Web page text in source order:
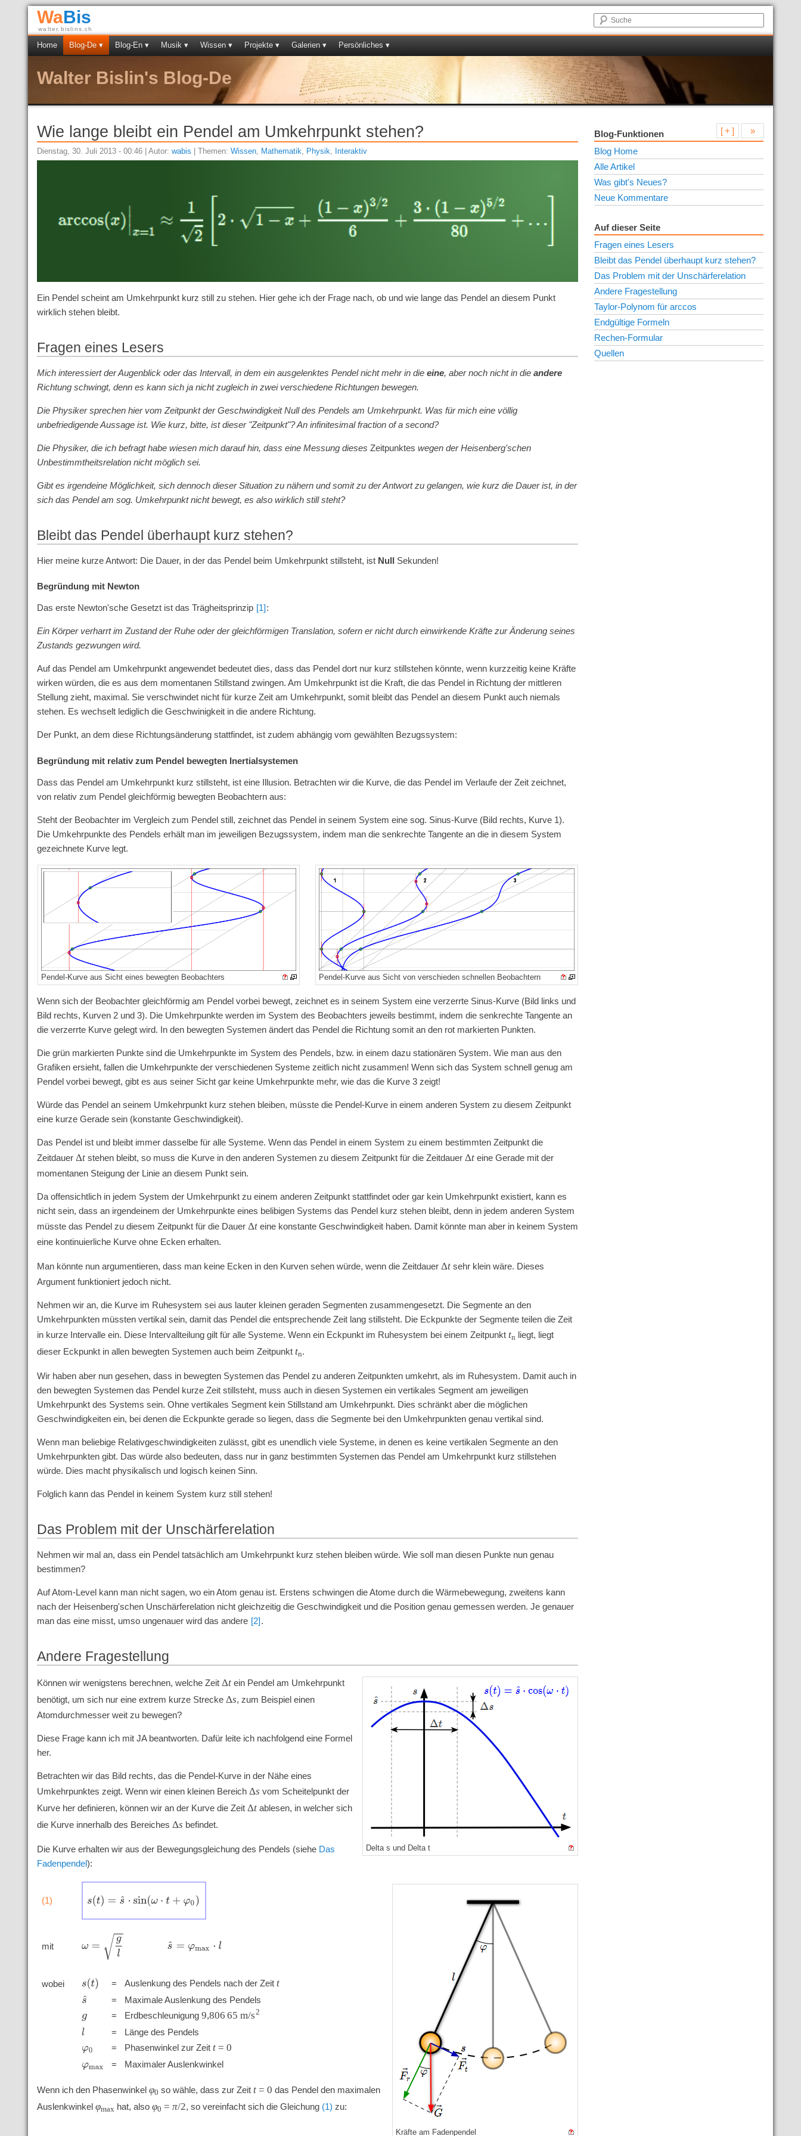
WaBis
walter.bislins.ch
Home Blog-De ▾ Blog-En ▾ Musik ▾ Wissen ▾ Projekte ▾ Galerien ▾ Persönliches ▾
Walter Bislin's Blog-De
»
[ + ]
Wie lange bleibt ein Pendel am Umkehrpunkt stehen?
Dienstag, 30. Juli 2013 - 00:46 | Autor:wabis | Themen:Wissen, Mathematik, Physik, Interaktiv
Ein Pendel scheint am Umkehrpunkt kurz still zu stehen. Hier gehe ich der Frage nach, ob und wie lange das Pendel an diesem Punkt
wirklich stehen bleibt.
Fragen eines Lesers
Mich interessiert der Augenblick oder das Intervall, in dem ein ausgelenktes Pendel nicht mehr in dieeine, aber noch nicht in dieandere
Richtung schwingt, denn es kann sich ja nicht zugleich in zwei verschiedene Richtungen bewegen.
Die Physiker sprechen hier vom Zeitpunkt der Geschwindigkeit Null des Pendels am Umkehrpunkt. Was für mich eine völlig
unbefriedigende Aussage ist. Wie kurz, bitte, ist dieser "Zeitpunkt"? An infinitesimal fraction of a second?
Die Physiker, die ich befragt habe wiesen mich darauf hin, dass eine Messung diesesZeitpunktes wegen der Heisenberg'schen
Unbestimmtheitsrelation nicht möglich sei.
Gibt es irgendeine Möglichkeit, sich dennoch dieser Situation zu nähern und somit zu der Antwort zu gelangen, wie kurz die Dauer ist, in der
sich das Pendel am sog. Umkehrpunkt nicht bewegt, es also wirklich still steht?
Bleibt das Pendel überhaupt kurz stehen?
Hier meine kurze Antwort: Die Dauer, in der das Pendel beim Umkehrpunkt stillsteht, ist Null Sekunden!
Begründung mit Newton
Das erste Newton'sche Gesetzt ist das Trägheitsprinzip [1]:
Ein Körper verharrt im Zustand der Ruhe oder der gleichförmigen Translation, sofern er nicht durch einwirkende Kräfte zur Änderung seines
Zustands gezwungen wird.
Auf das Pendel am Umkehrpunkt angewendet bedeutet dies, dass das Pendel dort nur kurz stillstehen könnte, wenn kurzzeitig keine Kräfte
wirken würden, die es aus dem momentanen Stillstand zwingen. Am Umkehrpunkt ist die Kraft, die das Pendel in Richtung der mittleren
Stellung zieht, maximal. Sie verschwindet nicht für kurze Zeit am Umkehrpunkt, somit bleibt das Pendel an diesem Punkt auch niemals
stehen. Es wechselt lediglich die Geschwinigkeit in die andere Richtung.
Der Punkt, an dem diese Richtungsänderung stattfindet, ist zudem abhängig vom gewählten Bezugssystem:
Begründung mit relativ zum Pendel bewegten Inertialsystemen
Dass das Pendel am Umkehrpunkt kurz stillsteht, ist eine Illusion. Betrachten wir die Kurve, die das Pendel im Verlaufe der Zeit zeichnet,
von relativ zum Pendel gleichförmig bewegten Beobachtern aus:
Steht der Beobachter im Vergleich zum Pendel still, zeichnet das Pendel in seinem System eine sog. Sinus-Kurve (Bild rechts, Kurve 1).
Die Umkehrpunkte des Pendels erhält man im jeweiligen Bezugssystem, indem man die senkrechte Tangente an die in diesem System
gezeichnete Kurve legt.
Pendel-Kurve aus Sicht eines bewegten Beobachters Pendel-Kurve aus Sicht von verschieden schnellen Beobachtern
Wenn sich der Beobachter gleichförmig am Pendel vorbei bewegt, zeichnet es in seinem System eine verzerrte Sinus-Kurve (Bild links und
Bild rechts, Kurven 2 und 3). Die Umkehrpunkte werden im System des Beobachters jeweils bestimmt, indem die senkrechte Tangente an
die verzerrte Kurve gelegt wird. In den bewegten Systemen ändert das Pendel die Richtung somit an den rot markierten Punkten.
Die grün markierten Punkte sind die Umkehrpunkte im System des Pendels, bzw. in einem dazu stationären System. Wie man aus den
Grafiken ersieht, fallen die Umkehrpunkte der verschiedenen Systeme zeitlich nicht zusammen! Wenn sich das System schnell genug am
Pendel vorbei bewegt, gibt es aus seiner Sicht gar keine Umkehrpunkte mehr, wie das die Kurve 3 zeigt!
Würde das Pendel an seinem Umkehrpunkt kurz stehen bleiben, müsste die Pendel-Kurve in einem anderen System zu diesem Zeitpunkt
eine kurze Gerade sein (konstante Geschwindigkeit).
Das Pendel ist und bleibt immer dasselbe für alle Systeme. Wenn das Pendel in einem System zu einem bestimmten Zeitpunkt die
Zeitdauer Δt stehen bleibt, so muss die Kurve in den anderen Systemen zu diesem Zeitpunkt für die Zeitdauer Δt eine Gerade mit der
momentanen Steigung der Linie an diesem Punkt sein.
Da offensichtlich in jedem System der Umkehrpunkt zu einem anderen Zeitpunkt stattfindet oder gar kein Umkehrpunkt existiert, kann es
nicht sein, dass an irgendeinem der Umkehrpunkte eines belibigen Systems das Pendel kurz stehen bleibt, denn in jedem anderen System
müsste das Pendel zu diesem Zeitpunkt für die Dauer Δt eine konstante Geschwindigkeit haben. Damit könnte man aber in keinem System
eine kontinuierliche Kurve ohne Ecken erhalten.
Man könnte nun argumentieren, dass man keine Ecken in den Kurven sehen würde, wenn die Zeitdauer Δt sehr klein wäre. Dieses
Argument funktioniert jedoch nicht.
Nehmen wir an, die Kurve im Ruhesystem sei aus lauter kleinen geraden Segmenten zusammengesetzt. Die Segmente an den
Umkehrpunkten müssten vertikal sein, damit das Pendel die entsprechende Zeit lang stillsteht. Die Eckpunkte der Segmente teilen die Zeit
in kurze Intervalle ein. Diese Intervallteilung gilt für alle Systeme. Wenn ein Eckpunkt im Ruhesystem bei einem Zeitpunkttn liegt, liegt
dieser Eckpunkt in allen bewegten Systemen auch beim Zeitpunkttn.
Wir haben aber nun gesehen, dass in bewegten Systemen das Pendel zu anderen Zeitpunkten umkehrt, als im Ruhesystem. Damit auch in
den bewegten Systemen das Pendel kurze Zeit stillsteht, muss auch in diesen Systemen ein vertikales Segment am jeweiligen
Umkehrpunkt des Systems sein. Ohne vertikales Segment kein Stillstand am Umkehrpunkt. Dies schränkt aber die möglichen
Geschwindigkeiten ein, bei denen die Eckpunkte gerade so liegen, dass die Segmente bei den Umkehrpunkten genau vertikal sind.
Wenn man beliebige Relativgeschwindigkeiten zulässt, gibt es unendlich viele Systeme, in denen es keine vertikalen Segmente an den
Umkehrpunkten gibt. Das würde also bedeuten, dass nur in ganz bestimmten Systemen das Pendel am Umkehrpunkt kurz stillstehen
würde. Dies macht physikalisch und logisch keinen Sinn.
Folglich kann das Pendel in keinem System kurz still stehen!
Das Problem mit der Unschärferelation
Nehmen wir mal an, dass ein Pendel tatsächlich am Umkehrpunkt kurz stehen bleiben würde. Wie soll man diesen Punkte nun genau
bestimmen?
Auf Atom-Level kann man nicht sagen, wo ein Atom genau ist. Erstens schwingen die Atome durch die Wärmebewegung, zweitens kann
nach der Heisenberg'schen Unschärferelation nicht gleichzeitig die Geschwindigkeit und die Position genau gemessen werden. Je genauer
man das eine misst, umso ungenauer wird das andere [2].
Andere Fragestellung
Delta s und Delta t
Können wir wenigstens berechnen, welche Zeit Δt ein Pendel am Umkehrpunkt
benötigt, um sich nur eine extrem kurze Strecke Δs, zum Beispiel einen
Atomdurchmesser weit zu bewegen?
Diese Frage kann ich mit JA beantworten. Dafür leite ich nachfolgend eine Formel
her.
Betrachten wir das Bild rechts, das die Pendel-Kurve in der Nähe eines
Umkehrpunktes zeigt. Wenn wir einen kleinen Bereich Δs vom Scheitelpunkt der
Kurve her definieren, können wir an der Kurve die Zeit Δt ablesen, in welcher sich
die Kurve innerhalb des Bereiches Δs befindet.
Die Kurve erhalten wir aus der Bewegungsgleichung des Pendels (siehe Das
Fadenpendel):
Kräfte am Fadenpendel
(1) s(t) =s ^ ⋅sin(ω⋅ t+φ0)
mit
ω
wobei s(t) = Auslenkung des Pendels nach der Zeit t
s^ =
Maximale Auslenkung des Pendels
g
= Erdbeschleunigung 9,806 65 m/s2
l =
Länge des Pendels
φ0 = Phasenwinkel zur Zeit t= 0
φmax = Maximaler Auslenkwinkel
Wenn ich den Phasenwinkelφ0 so wähle, dass zur Zeitt =0 das Pendel den maximalen
Auslenkwinkelφmax hat, alsoφ0 =π/2, so vereinfacht sich die Gleichung (1) zu:
Blog-Funktionen
Blog Home
Alle Artikel
Was gibt's Neues?
Neue Kommentare
Auf dieser Seite
Fragen eines Lesers
Bleibt das Pendel überhaupt kurz stehen?
Das Problem mit der Unschärferelation
Andere Fragestellung
Taylor-Polynom für arccos
Endgültige Formeln
Rechen-Formular
Quellen